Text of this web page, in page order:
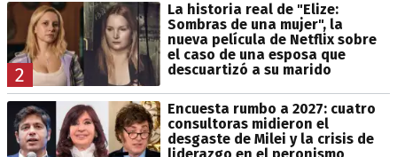
2
La historia real de "Elize:
Sombras de una mujer", la
nueva película de Netflix sobre
el caso de una esposa que
descuartizó a su marido
Encuesta rumbo a 2027: cuatro
consultoras midieron el
desgaste de Milei y la crisis de